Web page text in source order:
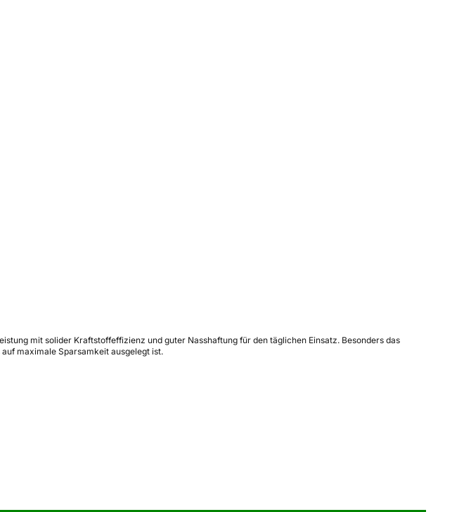
mit solider Kraftstoffeffizienz und guter Nasshaftung für den täglichen Einsatz. Besonders das
maximale Sparsamkeit ausgelegt ist.